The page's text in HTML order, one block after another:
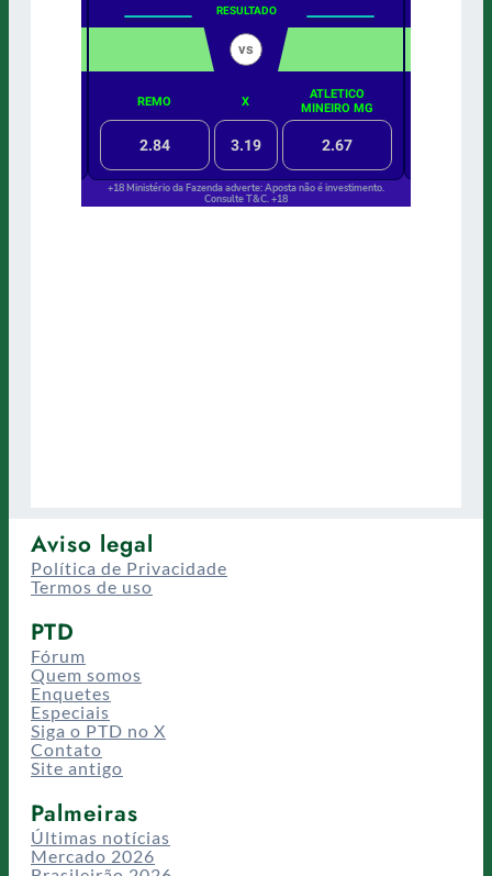
Aviso legal
Política de Privacidade
Termos de uso
PTD
Fórum
Quem somos
Enquetes
Especiais
Siga o PTD no X
Contato
Site antigo
Palmeiras
Últimas notícias
Mercado 2026